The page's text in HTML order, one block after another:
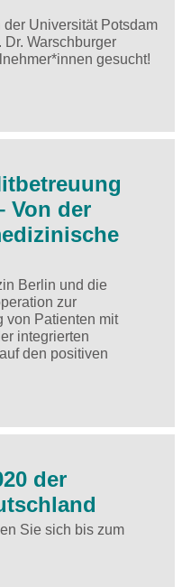
Universität Potsdam
Warschburger
gesucht!
Von der
Berlin und die
zur
von Patienten mit
integrierten
den positiven
der
Sie sich bis zum